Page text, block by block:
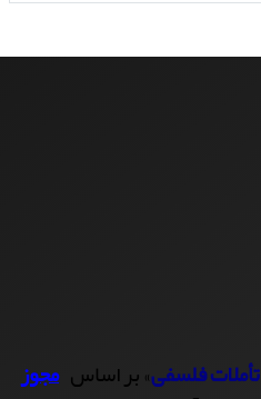
تأملات فلسفی» بر اساس مجوز